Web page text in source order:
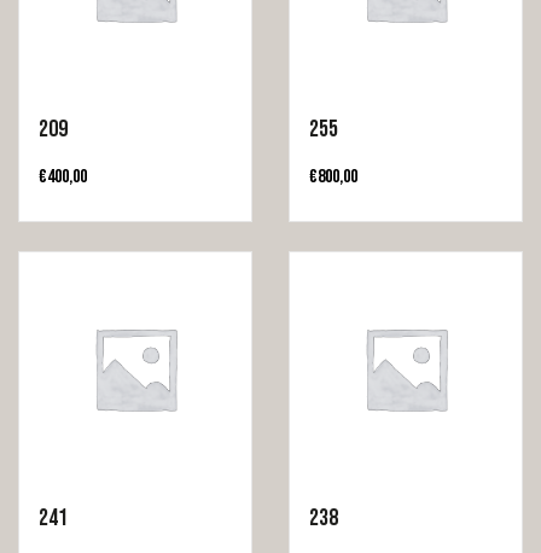
209
€400,00
255
€800,00
241 238